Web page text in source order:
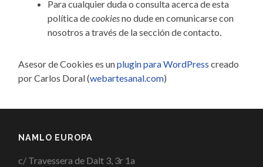
Para cualquier duda o consulta acerca de esta
política decookiesno dude en comunicarse con
nosotros a través de la sección de contacto.
Asesor de Cookies es unplugin para WordPress creado
por Carlos Doral (webartesanal.com)
NAMLO EUROPA
c/ Travessera de Dalt 3, 3r 1a